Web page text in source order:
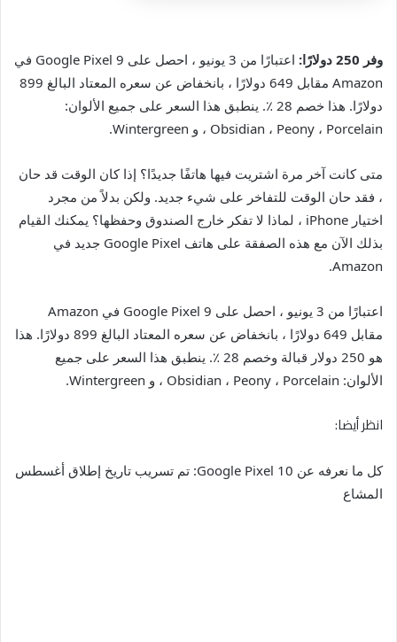
وفر 250 دولارًا:
اعتبارًا من 3 يونيو ، احصل على Google Pixel 9 في
Amazon مقابل 649 دولارًا ، بانخفاض عن سعره المعتاد البالغ 899
دولارًا. هذا خصم 28 ٪. ينطبق هذا السعر على جميع الألوان:
Obsidian ، Peony ، Porcelain ، و Wintergreen.
متى كانت آخر مرة اشتريت فيها هاتفًا جديدًا؟ إذا كان الوقت قد حان
، فقد حان الوقت للتفاخر على شيء جديد. ولكن بدلاً من مجرد
اختيار iPhone ، لماذا لا تفكر خارج الصندوق وحفظها؟ يمكنك القيام
بذلك الآن مع هذه الصفقة على هاتف Google Pixel جديد في
Amazon.
اعتبارًا من 3 يونيو ، احصل على Google Pixel 9 في Amazon
مقابل 649 دولارًا ، بانخفاض عن سعره المعتاد البالغ 899 دولارًا. هذا
هو 250 دولار قبالة وخصم 28 ٪. ينطبق هذا السعر على جميع
الألوان: Obsidian ، Peony ، Porcelain ، و Wintergreen.
انظر أيضا:
كل ما نعرفه عن Google Pixel 10: تم تسريب تاريخ إطلاق أغسطس
المشاع